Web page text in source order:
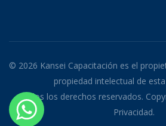
© 2026 Kansei Capacitación es el
propiedad intelectual de
Todos los derechos reservados.
Privacidad.